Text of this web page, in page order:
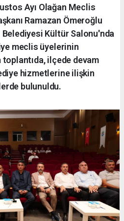
Ayı Olağan Meclis
Ramazan Ömeroğlu
Belediyesi Kültür Salonu'nda
meclis üyelerinin
toplantıda, ilçede devam
hizmetlerine ilişkin
bulunuldu.